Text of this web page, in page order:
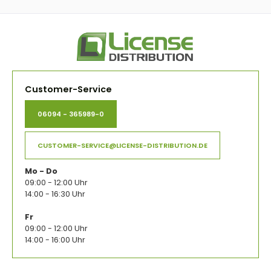
Customer-Service
06094 - 365989-0
CUSTOMER-SERVICE@LICENSE-DISTRIBUTION.DE
Mo - Do
09:00 - 12:00 Uhr
14:00 - 16:30 Uhr
Fr
09:00 - 12:00 Uhr
14:00 - 16:00 Uhr